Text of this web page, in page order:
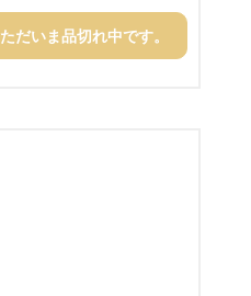
ただいま品切れ中です。